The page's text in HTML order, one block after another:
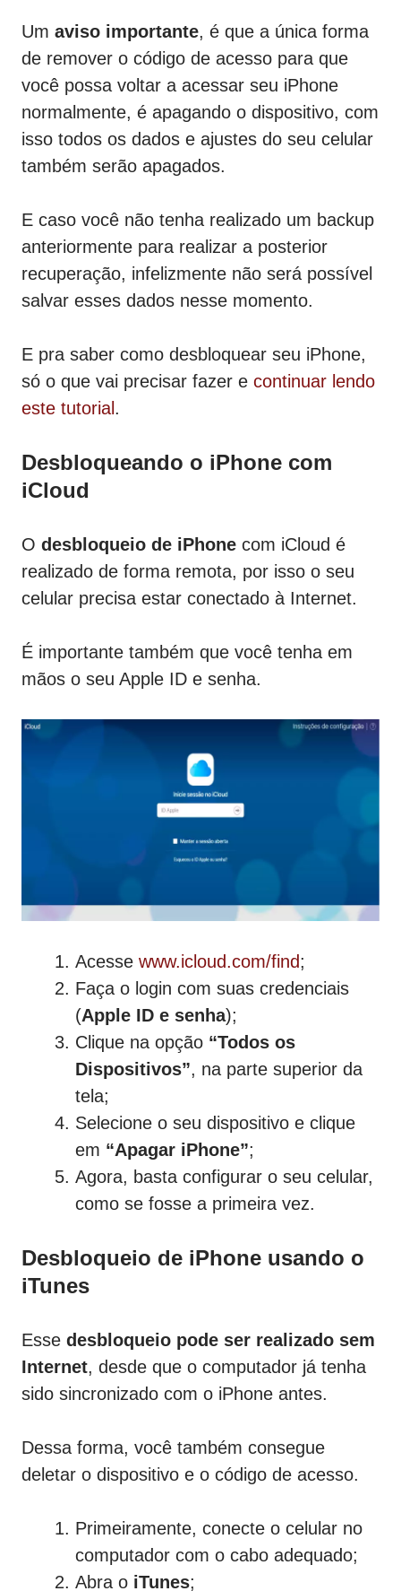
Um aviso importante, é que a única forma
de remover o código de acesso para que
você possa voltar a acessar seu iPhone
normalmente, é apagando o dispositivo, com
isso todos os dados e ajustes do seu celular
também serão apagados.
E caso você não tenha realizado um backup
anteriormente para realizar a posterior
recuperação, infelizmente não será possível
salvar esses dados nesse momento.
E pra saber como desbloquear seu iPhone,
só o que vai precisar fazer e continuar lendo
este tutorial .
Desbloqueando o iPhone com
iCloud
O desbloqueio de iPhone com iCloud é
realizado de forma remota, por isso o seu
celular precisa estar conectado à Internet.
É importante também que você tenha em
mãos o seu Apple ID e senha.
Acesse www.icloud.com/find;
Faça o login com suas credenciais
(Apple ID e senha);
Clique na opção “Todos os
Dispositivos”, na parte superior da
tela;
Selecione o seu dispositivo e clique
em “Apagar iPhone”;
Agora, basta configurar o seu celular,
como se fosse a primeira vez.
Desbloqueio de iPhone usando o
iTunes
Esse desbloqueio pode ser realizado sem
Internet, desde que o computador já tenha
sido sincronizado com o iPhone antes.
Dessa forma, você também consegue
deletar o dispositivo e o código de acesso.
Primeiramente, conecte o celular no
computador com o cabo adequado;
Abra o iTunes;